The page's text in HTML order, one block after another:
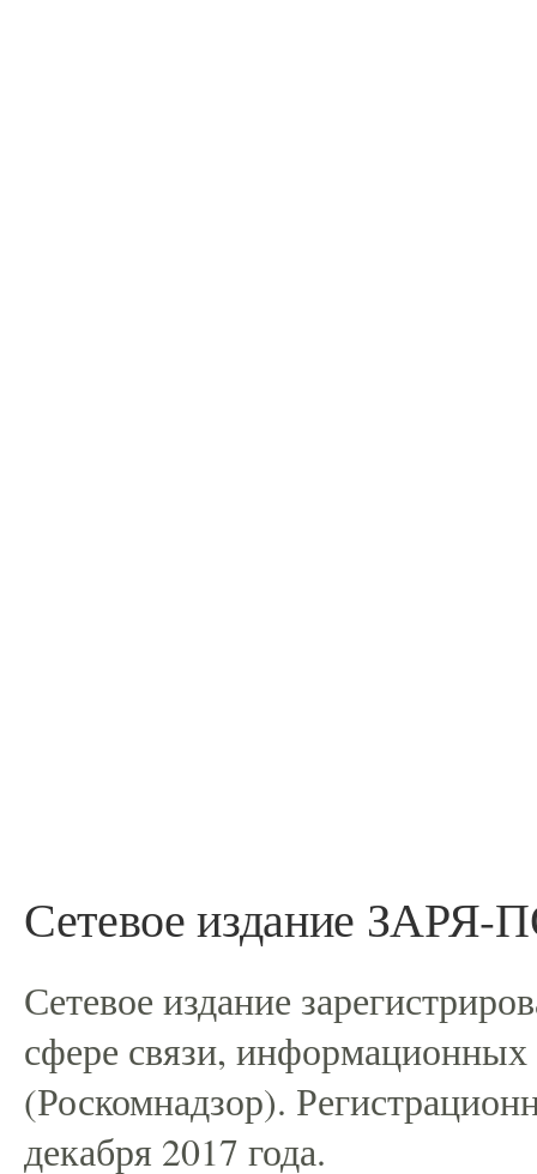
Сетевое издание
Сетевое издание
сфере связи,
(Роскомнадзор).
декабря 2017 года.